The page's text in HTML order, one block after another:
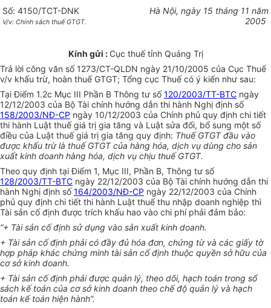
Số: 4150/TCT-DNK
V/v: Chính sách thuế GTGT.
Hà Nội, ngày 15 tháng 11 năm
2005
Kính gửi : Cục thuế tỉnh Quảng Trị
Trả lời công văn số 1273/CT-QLDN ngày 21/10/2005 của Cục Thuế
v/v khấu trừ, hoàn thuế GTGT; Tổng cục Thuế có ý kiến như sau:
Tại Điểm 1.2c Mục III Phần B Thông tư số120/2003/TT-BTC ngày
12/12/2003 của Bộ Tài chính hướng dẫn thi hành Nghị định số
158/2003/NĐ-CP ngày 10/12/2003 của Chính phủ quy định chi tiết
thi hành Luật thuế giá trị gia tăng và Luật sửa đổi, bổ sung một số
điều của Luật thuế giá trị gia tăng quy định: Thuế GTGT đầu vào
được khấu trừ là thuế GTGT của hàng hóa, dịch vụ dùng cho sản
xuất kinh doanh hàng hóa, dịch vụ chịu thuế GTGT.
Theo quy định tại Điểm 1, Mục III, Phần B, Thông tư số
128/2003/TT-BTC ngày 22/12/2003 của Bộ Tài chính hướng dẫn thi
hành Nghị định số164/2003/NĐ-CP ngày 22/12/2003 của Chính
phủ quy định chi tiết thi hành Luật thuế thu nhập doanh nghiệp thì
Tài sản cố định được trích khấu hao vào chi phí phải đảm bảo:
“+ Tài sản cố định sử dụng vào sản xuất kinh doanh.
+ Tài sản cố định phải có đầy đủ hóa đơn, chứng từ và các giấy tờ
hợp pháp khác chứng minh tài sản cố định thuộc quyền sở hữu của
cơ sở kinh doanh.
+ Tài sản cố định phải được quản lý, theo dõi, hạch toán trong sổ
sách kế toán của cơ sở kinh doanh theo chế độ quản lý và hạch
toán kế toán hiện hành”.